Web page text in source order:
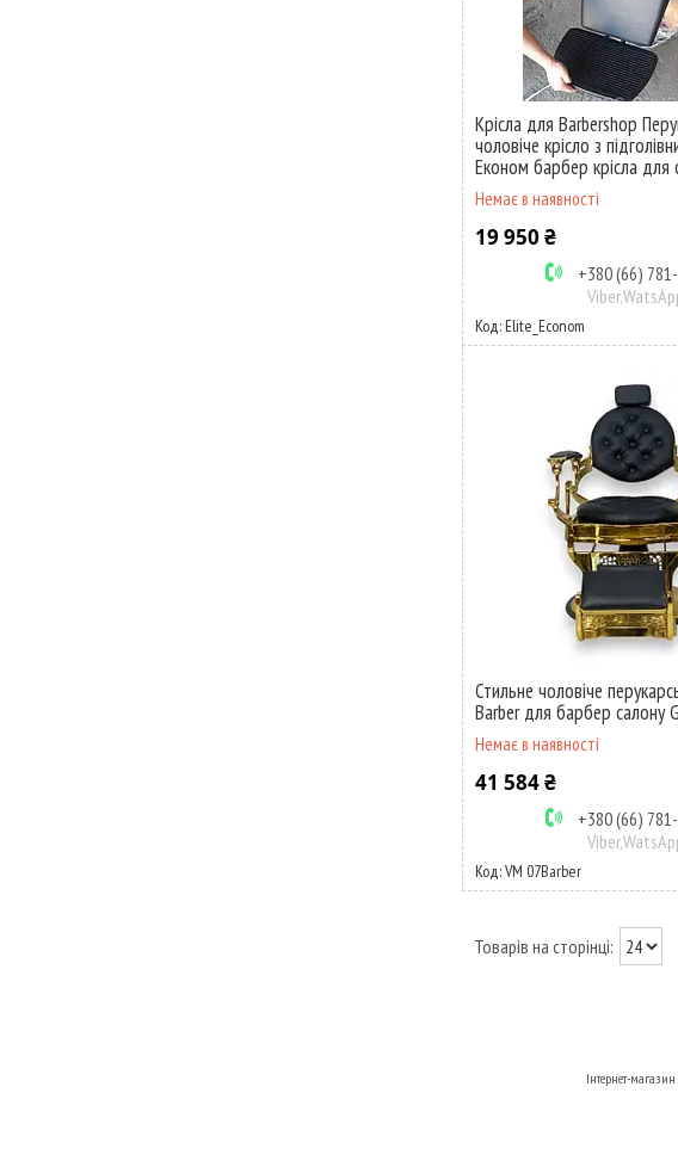
Крісла для Barbershop
чоловіче крісло з
Економ барбер крісла для
Немає в наявності
19 950 ₴
+380 (66)
Elite_Econom
Стильне чоловіче
Barber для барбер салону
Немає в наявності
41 584 ₴
+380 (66)
VM 07Barber